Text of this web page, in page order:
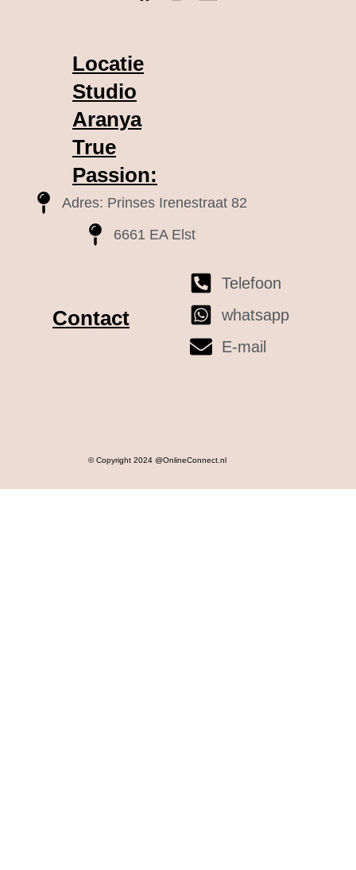
Locatie
Studio
Aranya
True
Passion:
Adres: Prinses Irenestraat 82
6661 EA Elst
Contact
Telefoon
whatsapp
E-mail
© Copyright 2024 @OnlineConnect.nl